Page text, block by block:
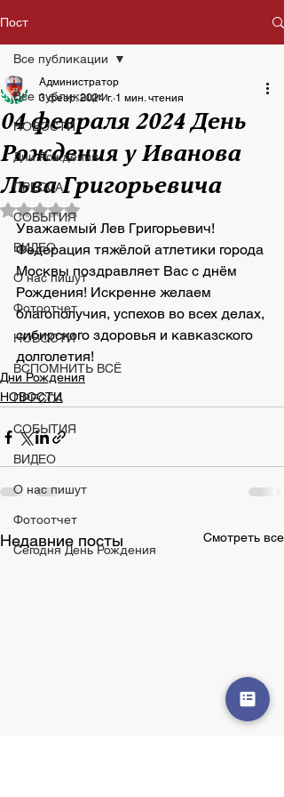
Пост
Все публикации
НОВОСТИ
Дни Рождения
ПРЕССА
СОБЫТИЯ
ВИДЕО
О нас пишут
Фотоотчет
НОВОСТИ
ВСПОМНИТЬ ВСЁ
ПРЕССА
СОБЫТИЯ
ВИДЕО
О нас пишут
Фотоотчет
Сегодня День Рождения
Все публикации
04 февраля 2024 День
Рождения у Иванова
Льва Григорьевича
Администратор
3 февр. 2024 г. 1 мин. чтения
Оценка: не число из 5 звезд.
Уважаемый Лев Григорьевич!
Федерация тяжёлой атлетики города
Москвы поздравляет Вас с днём
Рождения! Искренне желаем
благополучия, успехов во всех делах,
сибирского здоровья и кавказского
долголетия!
Дни Рождения
НОВОСТИ
Недавние посты Смотреть все